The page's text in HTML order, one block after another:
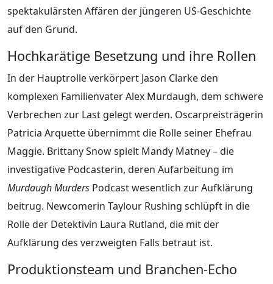
spektakulärsten Affären der jüngeren US-Geschichte
auf den Grund.
Hochkarätige Besetzung und ihre Rollen
In der Hauptrolle verkörpert Jason Clarke den
komplexen Familienvater Alex Murdaugh, dem schwere
Verbrechen zur Last gelegt werden. Oscarpreisträgerin
Patricia Arquette übernimmt die Rolle seiner Ehefrau
Maggie. Brittany Snow spielt Mandy Matney – die
investigative Podcasterin, deren Aufarbeitung im
Murdaugh Murders Podcast wesentlich zur Aufklärung
beitrug. Newcomerin Taylour Rushing schlüpft in die
Rolle der Detektivin Laura Rutland, die mit der
Aufklärung des verzweigten Falls betraut ist.
Produktionsteam und Branchen-Echo